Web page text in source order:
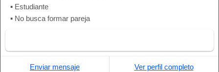
▪ Estudiante
▪ No busca formar pareja
Enviar mensaje Ver perfil completo